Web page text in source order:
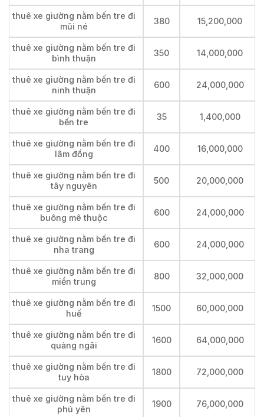
thuê xe giường nằm bến tre đi
mũi né
380 15,200,000
thuê xe giường nằm bến tre đi
bình thuận
350 14,000,000
thuê xe giường nằm bến tre đi
ninh thuận
600 24,000,000
thuê xe giường nằm bến tre đi
bến tre
35 1,400,000
thuê xe giường nằm bến tre đi
lâm đồng
400 16,000,000
thuê xe giường nằm bến tre đi
tây nguyên
500 20,000,000
thuê xe giường nằm bến tre đi
buông mê thuộc
600 24,000,000
thuê xe giường nằm bến tre đi
nha trang
600 24,000,000
thuê xe giường nằm bến tre đi
miền trung
800 32,000,000
thuê xe giường nằm bến tre đi
huế
1500 60,000,000
thuê xe giường nằm bến tre đi
quảng ngãi
1600 64,000,000
thuê xe giường nằm bến tre đi
tuy hòa
1800 72,000,000
thuê xe giường nằm bến tre đi
phú yên
1900 76,000,000